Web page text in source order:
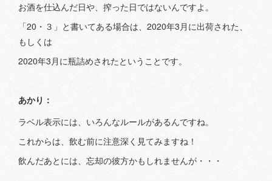
お酒を仕込んだ日や、搾った日ではないんですよ。
「20・３」と書いてある場合は、2020年3月に出荷された、
もしくは
2020年3月に瓶詰めされたということです。
あかり：
ラベル表示には、いろんなルールがあるんですね。
これからは、飲む前に注意深く見てみますね！
飲んだあとには、忘却の彼方かもしれませんが・・・